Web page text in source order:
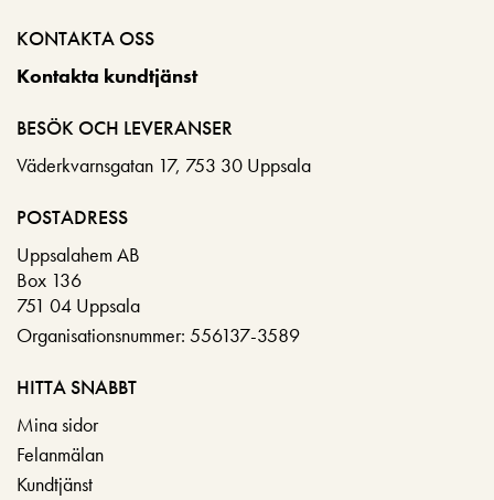
KONTAKTA OSS
Kontakta kundtjänst
BESÖK OCH LEVERANSER
Väderkvarnsgatan 17, 753 30 Uppsala
POSTADRESS
Uppsalahem AB
Box 136
751 04 Uppsala
Organisationsnummer: 556137-3589
HITTA SNABBT
Mina sidor
Felanmälan
Kundtjänst